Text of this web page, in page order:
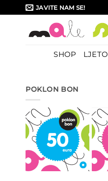
to
JAVITE NAM SE!
SHOP LJETO
POKLON BON